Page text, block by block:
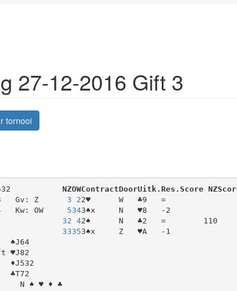
27-12-2016 Gift 3
tornooi
Gv: Z
Kw: OW
♠J64
♥J82
♦J532
♣T72
N ♠ ♥ ♦ ♣
NZOWContractDoorUitk. Res. Score NZ
3
22♥ W ♣9 =
5343♠x N ♥8 -2
32 42♠ N ♣2 = 110
33353♠x Z ♥A -1